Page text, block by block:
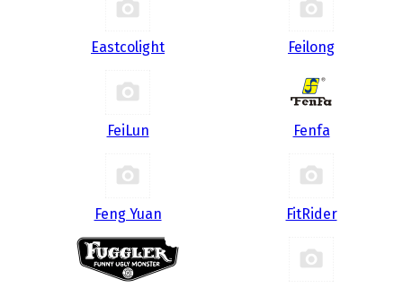
Eastcolight Feilong
FeiLun Fenfa
Feng Yuan FitRider